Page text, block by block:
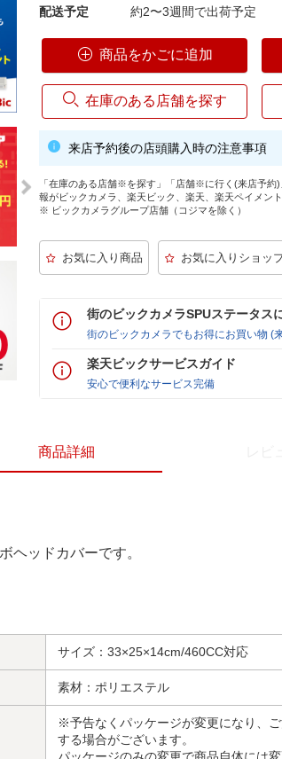
配送予定 約2〜3週間で出荷予定
商品をかごに追加
在庫のある店舗を探す
来店予約後の店頭購入時の注意事項
「在庫のある店舗※を探す」「店舗※に行く(来店予約
報がビックカメラ、楽天ビック、楽天、楽天ペイメン
※ ビックカメラグループ店舗（コジマを除く）
街のビックカメラSPUステータス
街のビックカメラでもお得にお買い物 (
楽天ビックサービスガイド
安心で便利なサービス完備
商品詳細
ヘッドカバーです。
サイズ：33×25×14cm/460CC対応
素材：ポリエステル
※予告なくパッケージが変更になり、
する場合がございます。